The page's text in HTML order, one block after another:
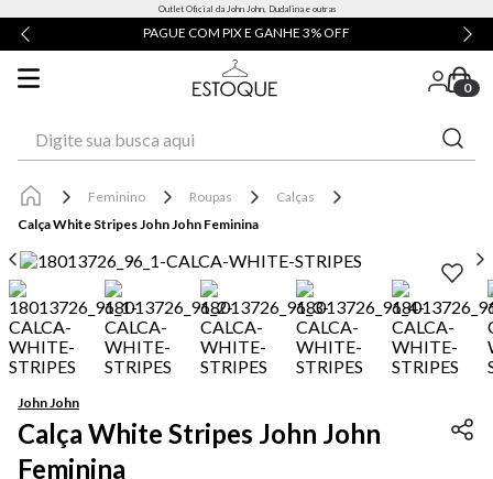
Outlet Oficial da John John, Dudalina e outras
PAGUE COM PIX E GANHE 3% OFF
0
Feminino Roupas
Calças
Calça White Stripes John John Feminina
John John
Calça White Stripes John John
Feminina